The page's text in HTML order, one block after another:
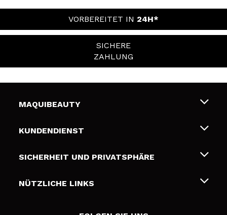
VORBEREITET IN 24H*
SICHERE
ZAHLUNG
MAQUIBEAUTY
Über uns
Geschenkkarten
KUNDENDIENST
Liefer- und Versandkosten
Zahlung
SICHERHEIT UND PRIVATSPHÄRE
Bedingungen und Datenschutz
NÜTZLICHE LINKS